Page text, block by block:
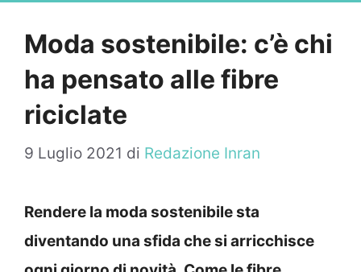
Moda sostenibile: c’è chi
ha pensato alle fibre
riciclate
9 Luglio 2021 di Redazione Inran
Rendere la moda sostenibile sta
diventando una sfida che si arricchisce